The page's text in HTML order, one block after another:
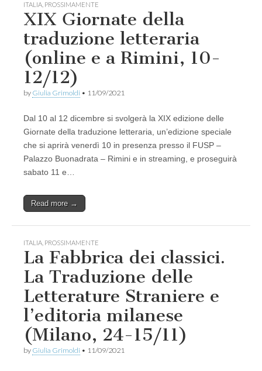
ITALIA PROSSIMAMENTE
XIX Giornate della
traduzione letteraria
(online e a Rimini, 10-
12/12)
by Giulia Grimoldi • 11/09/2021
Dal 10 al 12 dicembre si svolgerà la XIX edizione delle
Giornate della traduzione letteraria, un’edizione speciale
che si aprirà venerdì 10 in presenza presso il FUSP –
Palazzo Buonadrata – Rimini e in streaming, e proseguirà
sabato 11 e…
Read more →
ITALIA PROSSIMAMENTE
La Fabbrica dei classici.
La Traduzione delle
Letterature Straniere e
l’editoria milanese
(Milano, 24-15/11)
by Giulia Grimoldi • 11/09/2021